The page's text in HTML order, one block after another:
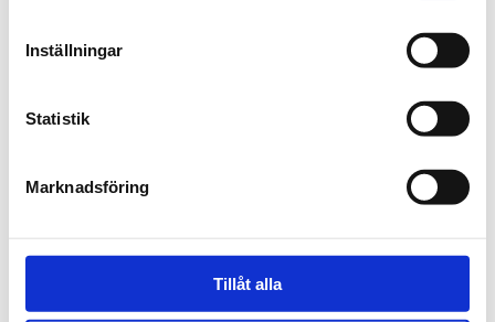
Inställningar
Statistik
Marknadsföring
Tillåt alla
-Senast uppdaterad:
Visa
mer
-Senast uppdaterad:
Visa
mer
-Senast uppdaterad:
Visa
mer
mer
Linje 80 Umeå Airport – Vasaplan –
Visa